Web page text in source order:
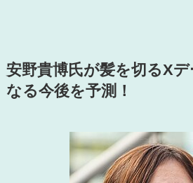
安野貴博氏が髪を切るX
なる今後を予測！